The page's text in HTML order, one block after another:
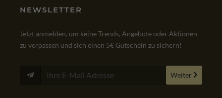
NEWSLETTER
Jetzt anmelden, um keine Trends, Angebote oder Aktionen
zu verpassen und sich einen 5€ Gutschein zu sichern!
Weiter